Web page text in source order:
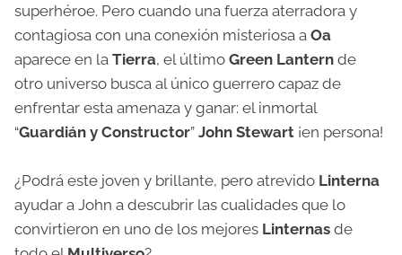
superhéroe. Pero cuando una fuerza aterradora y
contagiosa con una conexión misteriosa a Oa
aparece en la Tierra, el último Green Lantern de
otro universo busca al único guerrero capaz de
enfrentar esta amenaza y ganar: el inmortal
“Guardián y Constructor” John Stewart ¡en persona!
¿Podrá este joven y brillante, pero atrevido Linterna
ayudar a John a descubrir las cualidades que lo
convirtieron en uno de los mejores Linternas de